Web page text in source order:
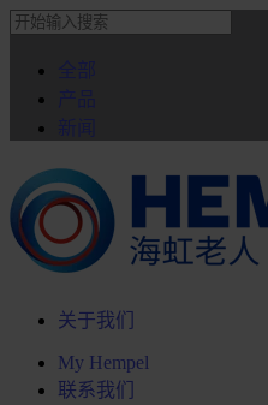
关于我们
My Hempel
联系我们